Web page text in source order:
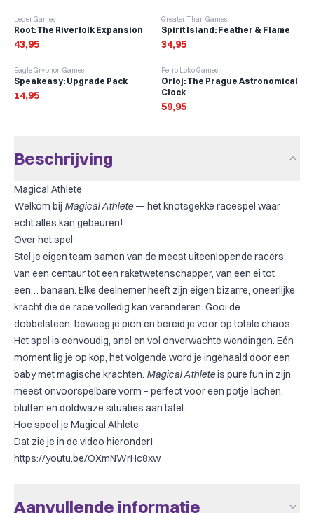
Leder Games
Root: The Riverfolk Expansion
43,95
Greater Than Games
Spirit Island: Feather & Flame
34,95
Eagle Gryphon Games
Speakeasy: Upgrade Pack
14,95
Perro Loko Games
Orloj: The Prague Astronomical
Clock
59,95
Beschrijving
Magical Athlete
Welkom bij Magical Athlete— het knotsgekke racespel waar
echt alles kan gebeuren!
Over het spel
Stel je eigen team samen van de meest uiteenlopende racers:
van een centaur tot een raketwetenschapper, van een ei tot
een… banaan. Elke deelnemer heeft zijn eigen bizarre, oneerlijke
kracht die de race volledig kan veranderen. Gooi de
dobbelsteen, beweeg je pion en bereid je voor op totale chaos.
Het spel is eenvoudig, snel en vol onverwachte wendingen. Eén
moment lig je op kop, het volgende word je ingehaald door een
baby met magische krachten. Magical Athleteis pure fun in zijn
meest onvoorspelbare vorm – perfect voor een potje lachen,
bluffen en doldwaze situaties aan tafel.
Hoe speel je Magical Athlete
Dat zie je in de video hieronder!
https://youtu.be/OXmNWrHc8xw
Aanvullende informatie